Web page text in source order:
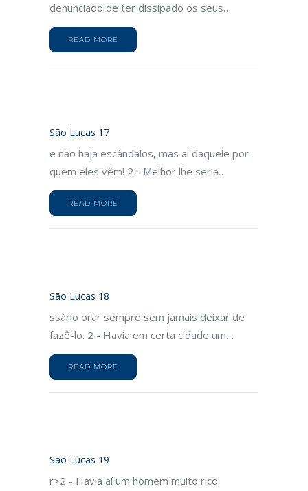
denunciado de ter dissipado os seus…
READ MORE
São Lucas 17
e não haja escândalos, mas ai daquele por
quem eles vêm! 2 - Melhor lhe seria…
READ MORE
São Lucas 18
ssário orar sempre sem jamais deixar de
fazê-lo. 2 - Havia em certa cidade um…
READ MORE
São Lucas 19
r>2 - Havia aí um homem muito rico